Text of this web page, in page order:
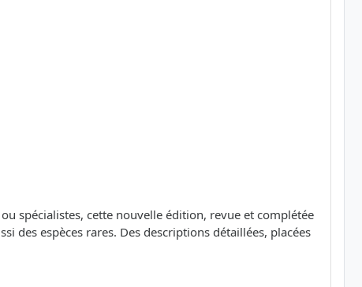
spécialistes, cette nouvelle édition, revue et complétée
des espèces rares. Des descriptions détaillées, placées